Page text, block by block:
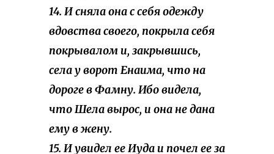
14. И сняла она с себя одежду
вдовства своего, покрыла себя
покрывалом и, закрывшись,
села у ворот Енаима, что на
дороге в Фамну. Ибо видела,
что Шела вырос, и она не дана
ему в жену.
15. И увидел ее Иуда и почел ее за